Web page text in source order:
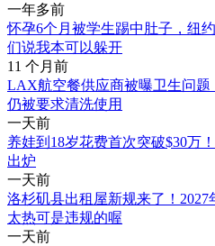
一年多前
怀孕6个月被学生踢中肚子，纽
们说我本可以躲开
11 个月前
LAX航空餐供应商被曝卫生问题
仍被要求清洗使用
一天前
养娃到18岁花费首次突破$30万
出炉
一天前
洛杉矶县出租屋新规来了！2027
太热可是违规的喔
一天前